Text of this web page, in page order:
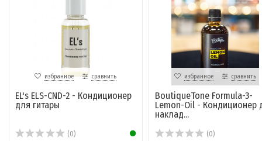
избранное сравнить
EL's ELS-CND-2 - Кондиционер
для гитары
(0)
избранное сравнить
BoutiqueTone Formula-3-
Lemon-Oil - Кондиционер
наклад...
(0)